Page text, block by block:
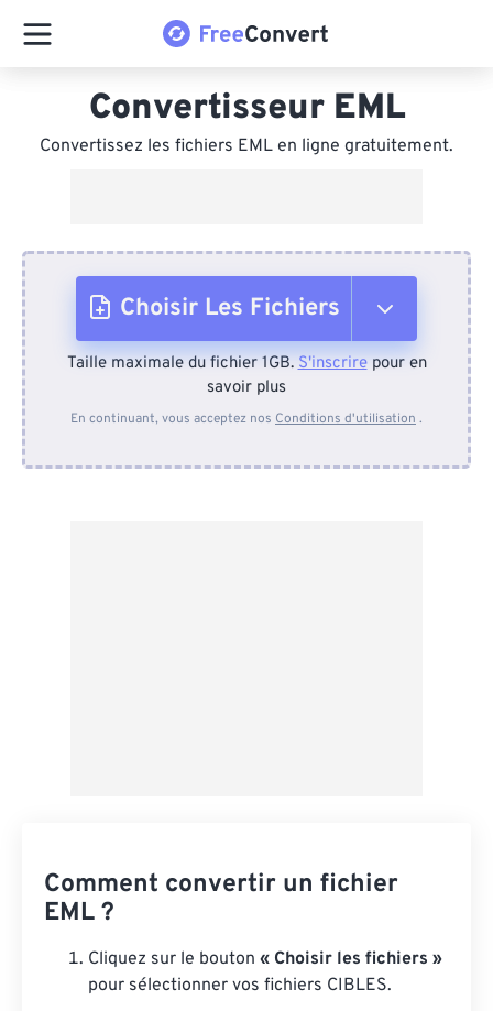
Convertisseur EML
Convertissez les fichiers EML en ligne gratuitement.
Choisir Les Fichiers
Depuis l'appareil
Taille maximale du fichier 1GB.S'inscrirepour en
savoir plus
En continuant, vous acceptez nos Conditions d'utilisation .
Comment convertir un fichier
EML ?
Cliquez sur le bouton « Choisir les fichiers »
pour sélectionner vos fichiers CIBLES.